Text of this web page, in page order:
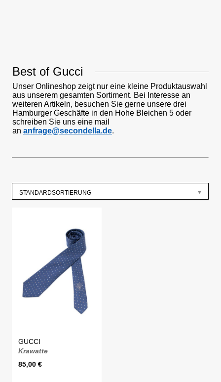
Best of Gucci
Unser Onlineshop zeigt nur eine kleine Produktauswahl
aus unserem gesamten Sortiment. Bei Interesse an
weiteren Artikeln, besuchen Sie gerne unsere drei
Hamburger Geschäfte in den Hohe Bleichen 5 oder
schreiben Sie uns eine mail
an anfrage@secondella.de.
STANDARDSORTIERUNG
GUCCI
Krawatte
85,00 €